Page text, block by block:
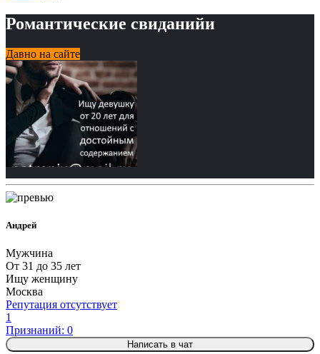
Романтические свиданийи
Давно на сайте
Андрей
Мужчина
От 31 до 35 лет
Ищу женщину
Москва
Репутация отсутствует
1
Признаний: 0
Написать в чат